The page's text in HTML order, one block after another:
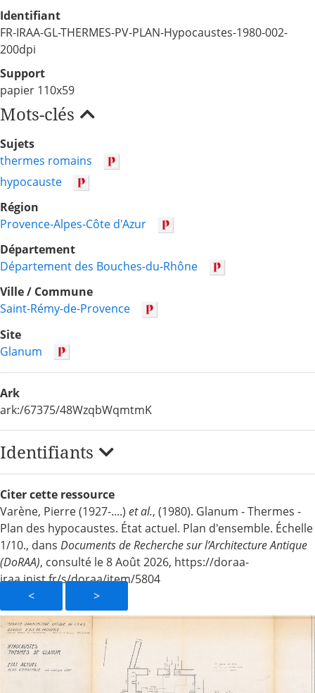
< >
Identifiant
FR-IRAA-GL-THERMES-PV-PLAN-Hypocaustes-1980-002-
200dpi
Support
papier 110x59
Mots-clés
Sujets
thermes romains
hypocauste
Région
Provence-Alpes-Côte d'Azur
Département
Département des Bouches-du-Rhône
Ville / Commune
Saint-Rémy-de-Provence
Site
Glanum
Ark
ark:/67375/48WzqbWqmtmK
Identifiants
Citer cette ressource
Varène, Pierre (1927-....) et al., (1980). Glanum - Thermes -
Plan des hypocaustes. État actuel. Plan d'ensemble. Échelle
1/10., dans Documents de Recherche sur l’Architecture Antique
(DoRAA), consulté le 8 Août 2026, https://doraa-
iraa.inist.fr/s/doraa/item/5804